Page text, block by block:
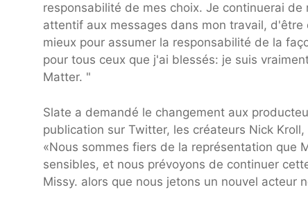
responsabilité de mes choix. Je continuerai
attentif aux messages dans mon travail,
mieux pour assumer la responsabilité de la
pour tous ceux que j'ai blessés: je suis
Matter. "
Slate a demandé le changement aux
publication sur Twitter, les créateurs Nick
«Nous sommes fiers de la représentation que
sensibles, et nous prévoyons de continuer
Missy. alors que nous jetons un nouvel acteur